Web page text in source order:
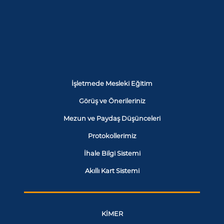
İşletmede Mesleki Eğitim
Görüş ve Önerileriniz
Mezun ve Paydaş Düşünceleri
Protokollerimiz
İhale Bilgi Sistemi
Akıllı Kart Sistemi
KİMER